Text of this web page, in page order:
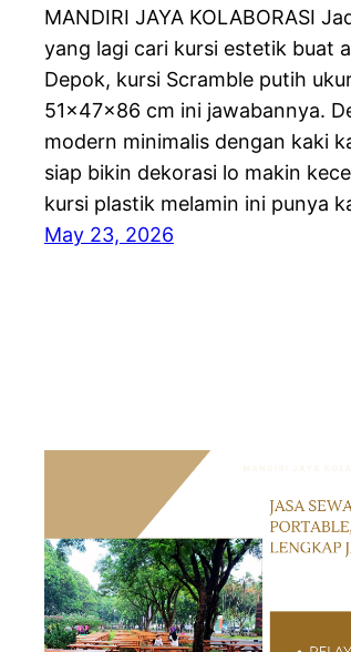
MANDIRI JAYA KOLABORASI
yang lagi cari kursi estetik buat
Depok, kursi Scramble putih
51x47x86 cm ini jawabannya.
modern minimalis dengan kaki
siap bikin dekorasi lo makin
kursi plastik melamin ini punya
May 23, 2026